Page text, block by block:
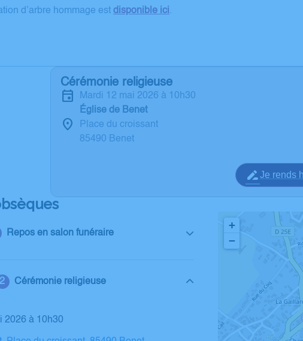
d’arbre hommage est disponible ici .
Cérémonie religieuse
mardi 12 mai 2026 à 10h30
Église de Benet
Place du croissant
85490 Benet
Je rends
Repos en salon funéraire
Cérémonie religieuse
2026 à 10h30
+
−